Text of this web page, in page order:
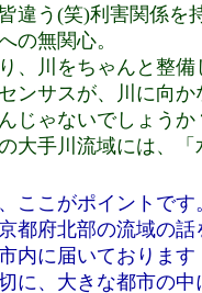
違う(笑)利害関係を
の無関心。
、川をちゃんと整
ンサスが、川に向
じゃないでしょうか
大手川流域には、
ここがポイントで
都府北部の流域の
内に届いております
に、大きな都市の